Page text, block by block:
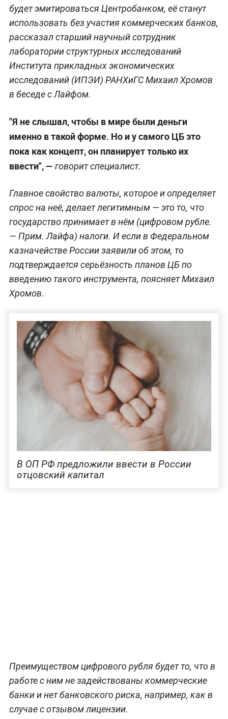
будет эмитироваться Центробанком, её станут
использовать без участия коммерческих банков,
рассказал старший научный сотрудник
лаборатории структурных исследований
Института прикладных экономических
исследований (ИПЭИ) РАНХиГС Михаил Хромов
в беседе с Лайфом.
"Я не слышал, чтобы в мире были деньги
именно в такой форме. Но и у самого ЦБ это
пока как концепт, он планирует только их
ввести", — говорит специалист.
Главное свойство валюты, которое и определяет
спрос на неё, делает легитимным — это то, что
государство принимает в нём (цифровом рубле.
— Прим. Лайфа) налоги. И если в Федеральном
казначействе России заявили об этом, то
подтверждается серьёзность планов ЦБ по
введению такого инструмента, поясняет Михаил
Хромов.
В ОП РФ предложили ввести в России
отцовский капитал
Преимуществом цифрового рубля будет то, что в
работе с ним не задействованы коммерческие
банки и нет банковского риска, например, как в
случае с отзывом лицензии.